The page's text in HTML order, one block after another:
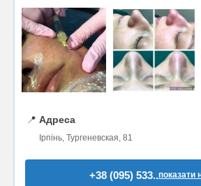
📍 Адреса
Ірпінь, Тургеневская, 81
+38 (095) 533..показати